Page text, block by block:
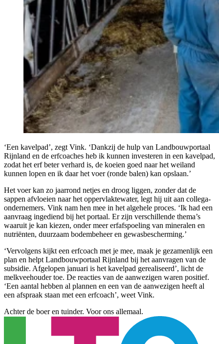
‘Een kavelpad’, zegt Vink. ‘Dankzij de hulp van Landbouwportaal
Rijnland en de erfcoaches heb ik kunnen investeren in een kavelpad,
zodat het erf beter verhard is, de koeien goed naar het weiland
kunnen lopen en ik daar het voer (ronde balen) kan opslaan.’
Het voer kan zo jaarrond netjes en droog liggen, zonder dat de
sappen afvloeien naar het oppervlaktewater, legt hij uit aan collega-
ondernemers. Vink nam hen mee in het algehele proces. ‘Ik had een
aanvraag ingediend bij het portaal. Er zijn verschillende thema’s
waaruit je kan kiezen, onder meer erfafspoeling van mineralen en
nutriënten, duurzaam bodembeheer en gewasbescherming.’
‘Vervolgens kijkt een erfcoach met je mee, maak je gezamenlijk een
plan en helpt Landbouwportaal Rijnland bij het aanvragen van de
subsidie. Afgelopen januari is het kavelpad gerealiseerd’, licht de
melkveehouder toe. De reacties van de aanwezigen waren positief.
‘Een aantal hebben al plannen en een van de aanwezigen heeft al
een afspraak staan met een erfcoach’, weet Vink.
Achter de boer en tuinder. Voor ons allemaal.